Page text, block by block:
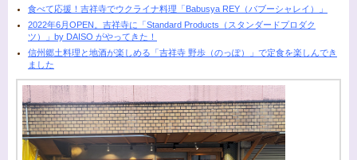
食べて応援！吉祥寺でウクライナ料理「Babusya REY（バブーシャレイ）」
2022年6月OPEN。吉祥寺に「Standard Products（スタンダードプロダク
ツ）」by DAISO がやってきた！
信州郷土料理と地酒が楽しめる「吉祥寺 野歩（のっぽ）」で定食を楽しんでき
ました